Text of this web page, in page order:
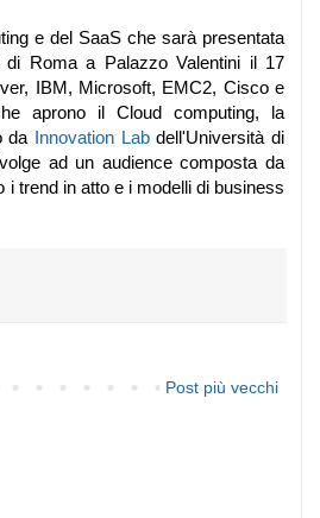
e del SaaS che sarà presentata
di Roma a Palazzo Valentini il 17
IBM, Microsoft, EMC2, Cisco e
aprono il Cloud computing, la
da Innovation Labdell'Università di
ad un audience composta da
trend in atto e i modelli di business
Post più vecchi